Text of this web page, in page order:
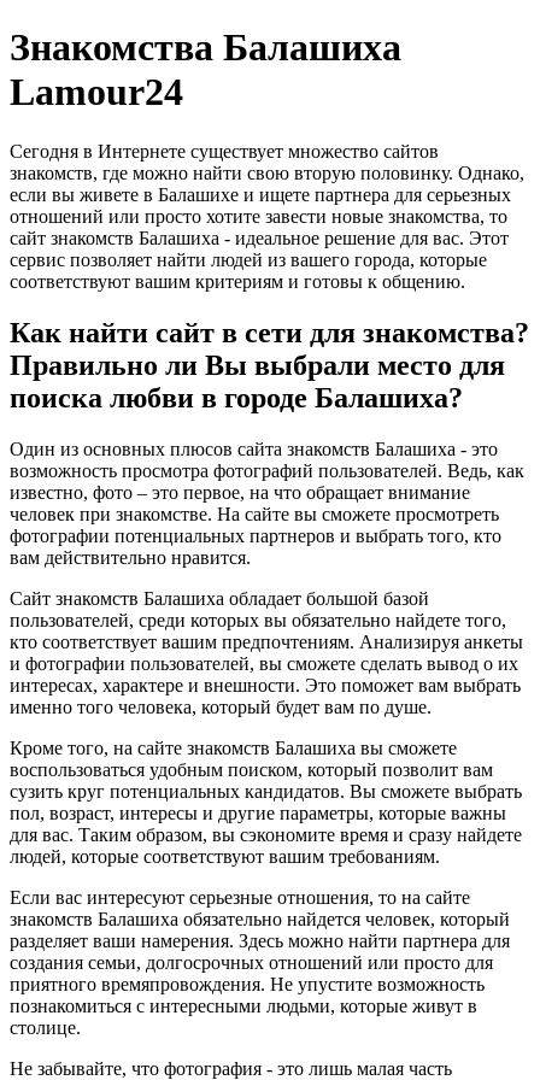
Знакомства Балашиха
Lamour24
Сегодня в Интернете существует множество сайтов
знакомств, где можно найти свою вторую половинку. Однако,
если вы живете в Балашихе и ищете партнера для серьезных
отношений или просто хотите завести новые знакомства, то
сайт знакомств Балашиха - идеальное решение для вас. Этот
сервис позволяет найти людей из вашего города, которые
соответствуют вашим критериям и готовы к общению.
Как найти сайт в сети для знакомства?
Правильно ли Вы выбрали место для
поиска любви в городе Балашиха?
Один из основных плюсов сайта знакомств Балашиха - это
возможность просмотра фотографий пользователей. Ведь, как
известно, фото – это первое, на что обращает внимание
человек при знакомстве. На сайте вы сможете просмотреть
фотографии потенциальных партнеров и выбрать того, кто
вам действительно нравится.
Сайт знакомств Балашиха обладает большой базой
пользователей, среди которых вы обязательно найдете того,
кто соответствует вашим предпочтениям. Анализируя анкеты
и фотографии пользователей, вы сможете сделать вывод о их
интересах, характере и внешности. Это поможет вам выбрать
именно того человека, который будет вам по душе.
Кроме того, на сайте знакомств Балашиха вы сможете
воспользоваться удобным поиском, который позволит вам
сузить круг потенциальных кандидатов. Вы сможете выбрать
пол, возраст, интересы и другие параметры, которые важны
для вас. Таким образом, вы сэкономите время и сразу найдете
людей, которые соответствуют вашим требованиям.
Если вас интересуют серьезные отношения, то на сайте
знакомств Балашиха обязательно найдется человек, который
разделяет ваши намерения. Здесь можно найти партнера для
создания семьи, долгосрочных отношений или просто для
приятного времяпровождения. Не упустите возможность
познакомиться с интересными людьми, которые живут в
столице.
Не забывайте, что фотография - это лишь малая часть